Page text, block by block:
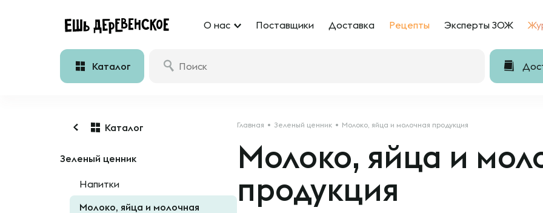
О нас Поставщики Доставка Рецепты Эксперты ЗОЖ
Каталог
Каталог
Зеленый ценник
Напитки
Молоко, яйца и молочная
Главная Зеленый ценник Молоко, яйца и молочная продукция
Молоко, яйца и
продукция